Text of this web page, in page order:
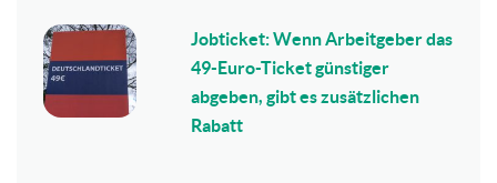
Jobticket: Wenn Arbeitgeber das
49-Euro-Ticket günstiger
abgeben, gibt es zusätzlichen
Rabatt